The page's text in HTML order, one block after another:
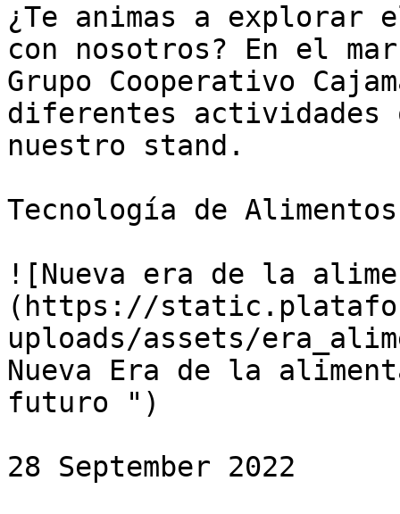
¿Te animas a
con nosotros? En el
Grupo Cooperativo
diferentes actividades
nuestro stand.
Tecnología de Alimentos
![Nueva era de la
(https://
uploads/assets/
Nueva Era de la
futuro ")
28 September 2022